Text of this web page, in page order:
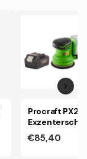
Procraft
Brushless +
Ladegerät
€85,40